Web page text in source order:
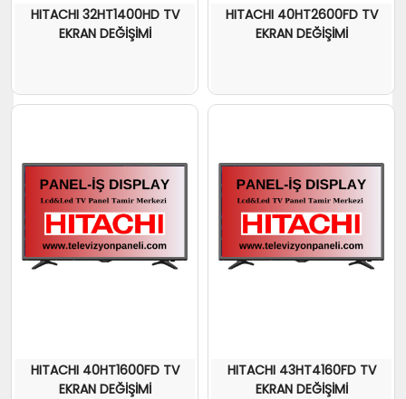
HITACHI 32HT1400HD TV
EKRAN DEĞİŞİMİ
HITACHI 40HT2600FD TV
EKRAN DEĞİŞİMİ
HITACHI 40HT1600FD TV
EKRAN DEĞİŞİMİ
HITACHI 43HT4160FD TV
EKRAN DEĞİŞİMİ